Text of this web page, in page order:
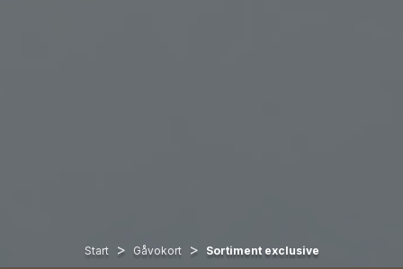
Start > Gåvokort > Sortiment exclusive